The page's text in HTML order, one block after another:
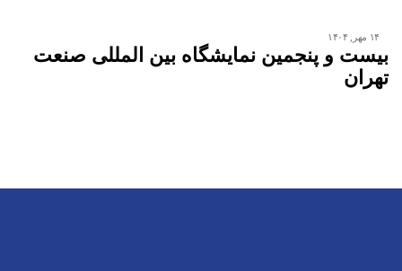
۱۴ مهر, ۱۴۰۴
بیست و پنجمین نمایشگاه بین المللی صنعت
تهران